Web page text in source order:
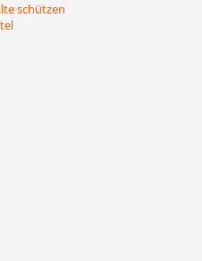
schützen